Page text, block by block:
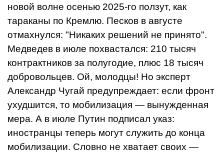
новой волне осенью 2025-го ползут, как
тараканы по Кремлю. Песков в августе
отмахнулся: "Никаких решений не принято".
Медведев в июле похвастался: 210 тысяч
контрактников за полугодие, плюс 18 тысяч
добровольцев. Ой, молодцы! Но эксперт
Александр Чугай предупреждает: если фронт
ухудшится, то мобилизация — вынужденная
мера. А в июле Путин подписал указ:
иностранцы теперь могут служить до конца
мобилизации. Словно не хватает своих —